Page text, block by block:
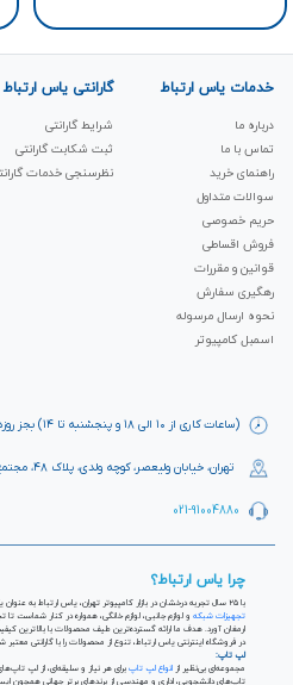
(ساعات کاری از ۱۰ الی ۱۸ و پنجشنبه تا ۱۴) بجز روزهای تعطیل
تهران، خیابان ولیعصر، کوچه ولدی، پلاک ۴۸، مجتمع کامپیوتر ولیعصر، طبقه اول، واحد ۴
021-91004880
خدمات یاس ارتباط
درباره ما
تماس با ما
راهنمای خرید
سوالات متداول
حریم خصوصی
فروش اقساطی
قوانین و مقررات
رهگیری سفارش
نحوه ارسال مرسوله
اسمبل کامپیوتر
گارانتی یاس ارتباط
شرایط گارانتی
ثبت شکابت‌ گارانتی
نظرسنجی خدمات
چرا یاس ارتباط؟
با ۲۵ سال تجربه درخشان در بازار کامپیوتر تهران، یاس ارتباط به عنوان یک فروشگاه اینترنتی کالای دیجیتال،
تجهیزات شبکه
و لوازم جانبی، لوازم خانگی،
ارمغان آورد. هدف ما ارائه گسترده‌ترین طیف محصولات با بالاترین
در فروشگاه اینترنتی یاس ارتباط، تنوع از محصولات را با گارانتی
لپ تاپ:
مجموعه‌ای بی‌نظیر از انواع لپ تاپ